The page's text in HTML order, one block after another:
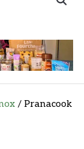
/ Pranacook